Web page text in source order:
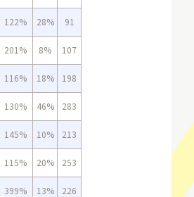
122% 28% 91
201% 8% 107
116% 18% 198
130% 46% 283
145% 10% 213
115% 20% 253
399% 13% 226